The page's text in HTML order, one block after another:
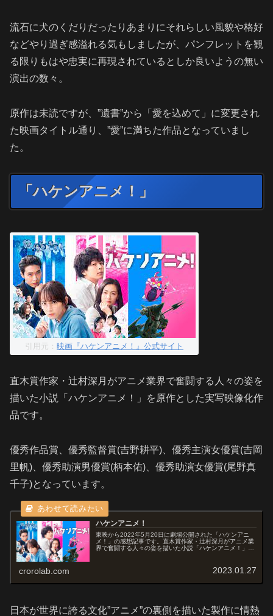
流石に犬のくだりだったりあまりにそれらしい風貌や格好
などやり過ぎ感溢れる気もしましたが、パンフレットを観
る限りもはや忠実に再現されているとしか良いようの無い
演出の数々。
原作は未読ですが、”遺書”から「愛を込めて」に変更され
た映画タイトル通り、”愛”に満ちた作品となっていまし
た。
「ハケンアニメ！」
引用元： 映画『ハケンアニメ！』公式サイト
直木賞作家・辻村深月がアニメ業界で奮闘する人々の姿を
描いた小説「ハケンアニメ！」を原作とした実写映像化作
品です。
優秀作品賞、優秀監督賞(吉野耕平)、優秀主演女優賞(吉岡
里帆)、優秀助演男優賞(柄本佑)、優秀助演女優賞(尾野真
千子)となっています。
ハケンアニメ！
東映から2022年5月20日に劇場公開された「ハケンアニ
メ！」の感想記事です。直木賞作家・辻村深月がアニメ業
界で奮闘する人々の姿を描いた小説「ハケンアニメ！」を
crorolab.com 2023.01.27
日本が世界に誇る文化”アニメ”の裏側を描いた製作に情熱